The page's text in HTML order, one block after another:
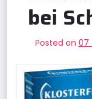
bei
Posted on 07